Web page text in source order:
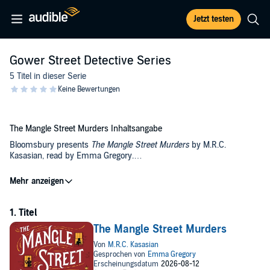
Jetzt testen
Gower Street Detective Series
5 Titel in dieser Serie
The Mangle Street Murders Inhaltsangabe
Bloomsbury presents The Mangle Street Murders by M.R.C.
Kasasian, read by Emma Gregory.
Fresh, funny crime series for fans of Jasper Fforde and M.C.
DAILY MAIL
125 Gower Street, 1882.
Queen Victoria may sit on the throne and Robert Peel's bobbies walk
the street, but London is still haunted bythe spectre of Spring-
heeled Jack .
©2013 M.R.C. Kasasian (P)2026 Bloomsbury Publishing PLC
The Mangle Street Murders